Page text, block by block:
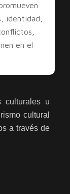
identidad,
en el
culturales u
cultural
a través de